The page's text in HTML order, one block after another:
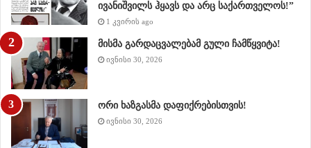
ივანიშვილს ჰყავს და არც საქართველოს!”
1 კვირის ago
მისმა გარდაცვალებამ გული ჩამწყვიტა!
ივნისი 30, 2026
ორი ხაზგასმა დაფიქრებისთვის!
ივნისი 30, 2026